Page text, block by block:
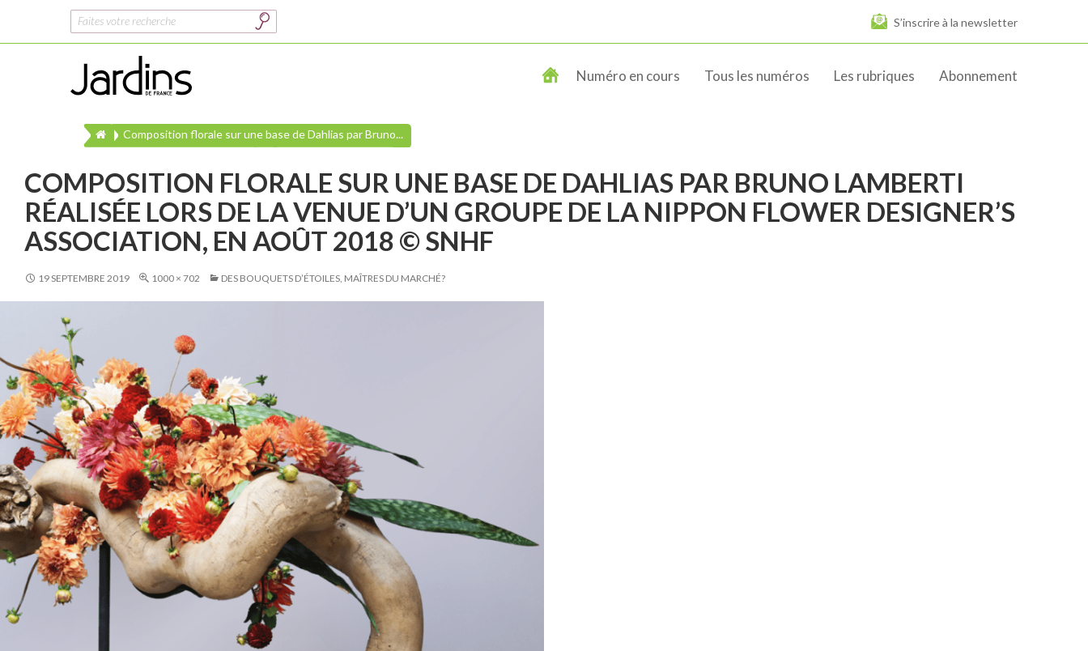
Rechercher : S’inscrire à la newsletter
Numéro en cours Tous les numéros Les rubriques Abonnement
Composition florale sur une base de Dahlias par Bruno...
COMPOSITION FLORALE SUR UNE BASE DE DAHLIAS PAR BRUNO LAMBERTI
RÉALISÉE LORS DE LA VENUE D’UN GROUPE DE LA NIPPON FLOWER DESIGNER’S
ASSOCIATION, EN AOÛT 2018 © SNHF
19 SEPTEMBRE 2019 1000 × 702 DES BOUQUETS D’ÉTOILES, MAÎTRES DU MARCHÉ?